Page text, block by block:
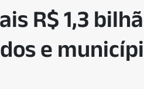
R$ 1,3
e